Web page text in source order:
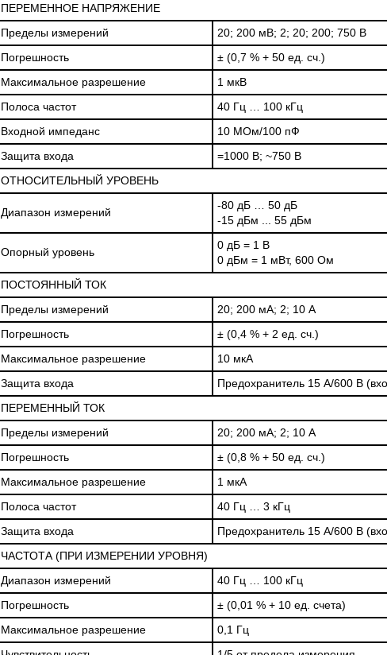
ПЕРЕМЕННОЕ НАПРЯЖЕНИЕ
Пределы измерений
20; 200 мВ; 2; 20; 200; 750 В
Погрешность
± (0,7 % + 50 ед. сч.)
Максимальное разрешение
1 мкВ
Полоса частот
40 Гц … 100 кГц
Входной импеданс
10 МОм/100 пФ
Защита входа
=1000 В; ~750 В
ОТНОСИТЕЛЬНЫЙ УРОВЕНЬ
Диапазон измерений
-80 дБ … 50 дБ
-15 дБм ... 55 дБм
Опорный уровень
0 дБ = 1 В
0 дБм = 1 мВт, 600 Ом
ПОСТОЯННЫЙ ТОК
Пределы измерений
20; 200 мА; 2; 10 А
Погрешность
± (0,4 % + 2 ед. сч.)
Максимальное разрешение
10 мкА
Защита входа
Предохранитель 15 А/600 В
ПЕРЕМЕННЫЙ ТОК
Пределы измерений
20; 200 мА; 2; 10 А
Погрешность
± (0,8 % + 50 ед. сч.)
Максимальное разрешение
1 мкА
Полоса частот
40 Гц … 3 кГц
Защита входа
Предохранитель 15 А/600 В
ЧАСТОТА (ПРИ ИЗМЕРЕНИИ УРОВНЯ)
Диапазон измерений
40 Гц … 100 кГц
Погрешность
± (0,01 % + 10 ед. счета)
Максимальное разрешение
0,1 Гц